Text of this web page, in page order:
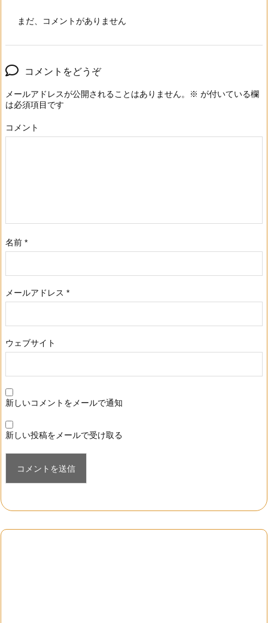
まだ、コメントがありません
コメントをどうぞ
メールアドレスが公開されることはありません。 ※ が付いている欄
は必須項目です
コメント
名前 *
メールアドレス *
ウェブサイト
新しいコメントをメールで通知
新しい投稿をメールで受け取る